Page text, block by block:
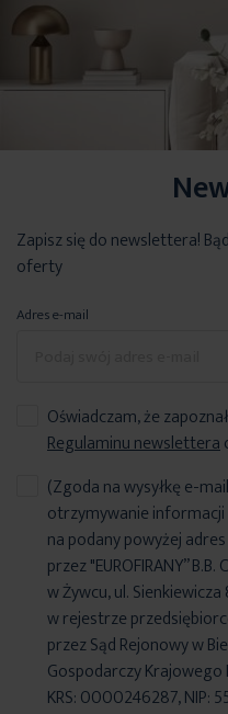
Zapisz się do newslettera!
oferty
Adres e-mail
Oświadczam, że
Regulaminu newslettera
(Zgoda na wysyłkę e-
otrzymywanie
na podany powyżej
przez "EUROFIRANY”
w Żywcu, ul.
w rejestrze
przez Sąd Rejonowy w
Gospodarczy
KRS: 0000246287, NIP: